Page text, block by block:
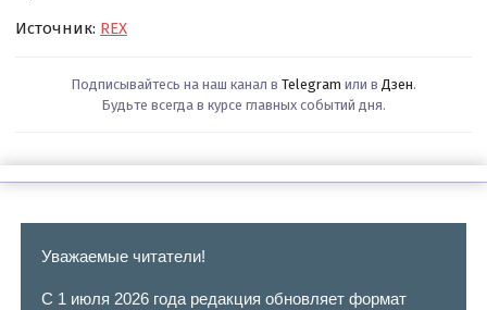
Источник: REX
Подписывайтесь на наш канал в Telegram или в Дзен.
Будьте всегда в курсе главных событий дня.
Уважаемые читатели!
С 1 июля 2026 года редакция обновляет формат